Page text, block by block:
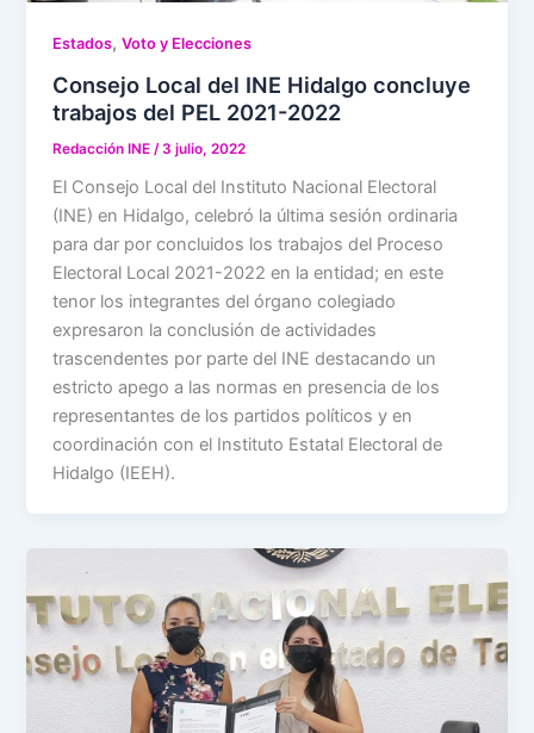
Estados,Voto y Elecciones
Consejo Local del INE Hidalgo concluye
trabajos del PEL 2021-2022
Redacción INE /3 julio, 2022
El Consejo Local del Instituto Nacional Electoral
(INE) en Hidalgo, celebró la última sesión ordinaria
para dar por concluidos los trabajos del Proceso
Electoral Local 2021-2022 en la entidad; en este
tenor los integrantes del órgano colegiado
expresaron la conclusión de actividades
trascendentes por parte del INE destacando un
estricto apego a las normas en presencia de los
representantes de los partidos políticos y en
coordinación con el Instituto Estatal Electoral de
Hidalgo (IEEH).